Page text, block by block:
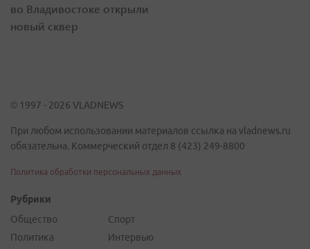
во Владивостоке открыли
новый сквер
© 1997 - 2026 VLADNEWS
При любом использовании материалов ссылка на vladnews.ru
обязательна. Коммерческий отдел 8 (423) 249-8800
Политика обработки персональных данных
Рубрики
Общество
Политика
Спорт
Интервью